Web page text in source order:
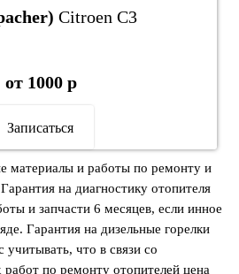
Citroen C3
от 1000 р
Записаться
материалы и работы по ремонту и
на диагностику отопителя
и запчасти 6 месяцев, если инное
Гарантия на дизельные горелки
что в связи со
по ремонту отопителей цена